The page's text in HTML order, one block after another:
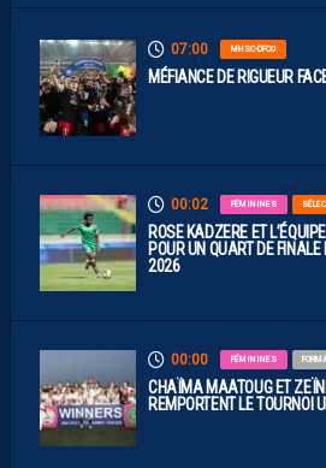
07:00 MHSC-DFCO
MÉFIANCE DE RIGUEUR
00:02 FÉMININES
ROSE KADZERE ET
POUR UN QUART DE FINALE
2026
00:00 FÉMININES
CHAÏMA MAATOUG ET
REMPORTENT LE TOURNOI